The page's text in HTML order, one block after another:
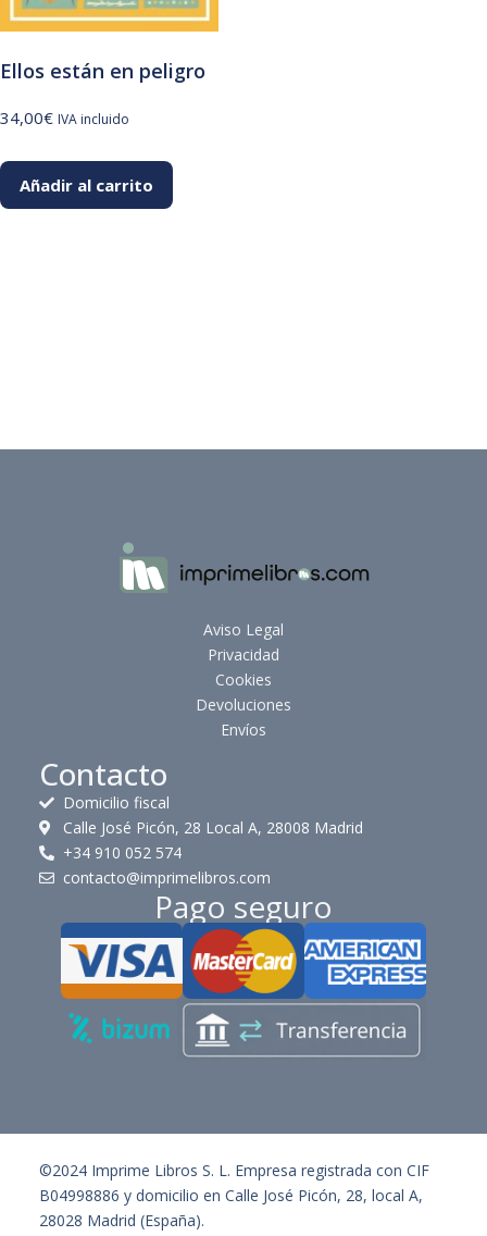
Ellos están en peligro
34,00€ IVA incluido
Añadir al carrito
Aviso Legal
Privacidad
Cookies
Devoluciones
Envíos
Contacto
Domicilio fiscal
Calle José Picón, 28 Local A, 28008 Madrid
+34 910 052 574
contacto@imprimelibros.com
Pago seguro
©2024 Imprime Libros S. L. Empresa registrada con CIF
B04998886 y domicilio en Calle José Picón, 28, local A,
28028 Madrid (España).